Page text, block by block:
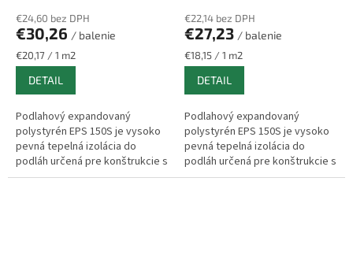
€24,60 bez DPH
€30,26 / balenie
Jednotková
cena:
€20,17 / 1 m2
DETAIL
Podlahový expandovaný
polystyrén EPS 150S je vysoko
pevná tepelná izolácia do
podláh určená pre konštrukcie s
vyšším zaťažením. Vyniká
€22,14 bez DPH
€27,23 / balenie
Jednotková
cena:
€18,15 / 1 m2
DETAIL
Podlahový expandovaný
polystyrén EPS 150S je vysoko
pevná tepelná izolácia do
podláh určená pre konštrukcie s
vyšším zaťažením. Vyniká